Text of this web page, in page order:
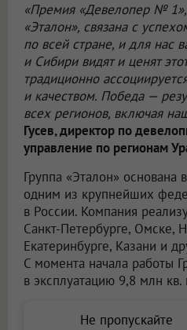
«Премия «Девелопер №
«Эталон», связана с
по всей стране, и для нас
и Сибири видят и ценят
традиционно
и качеством. Победа —
всех регионов, включая
Гусев, директор по
управление по регионам
Группа «Эталон» основана
одним из крупнейших
в России. Компания
Санкт-Петербурге, Омске,
Екатеринбурге, Казани и
С момента начала работы
в эксплуатацию 9,8 млн
Не пропускайте